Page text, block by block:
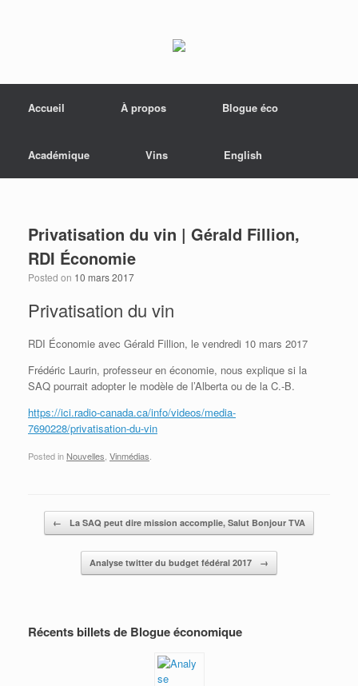
Accueil
À propos Blogue éco
Académique Vins English
Privatisation du vin | Gérald Fillion,
RDI Économie
Posted on 10 mars 2017
Privatisation du vin
RDI Économie avec Gérald Fillion, le vendredi 10 mars 2017
Frédéric Laurin, professeur en économie, nous explique si la
SAQ pourrait adopter le modèle de l’Alberta ou de la C.-B.
https://ici.radio-canada.ca/info/videos/media-
7690228/privatisation-du-vin
Posted in Nouvelles, Vinmédias.
Post navigation
← La SAQ peut dire mission accomplie, Salut Bonjour TVA
Analyse twitter du budget fédéral 2017 →
Récents billets de Blogue économique